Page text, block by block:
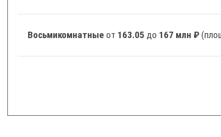
Восьмикомнатные от 163.05 до 167 млн ₽